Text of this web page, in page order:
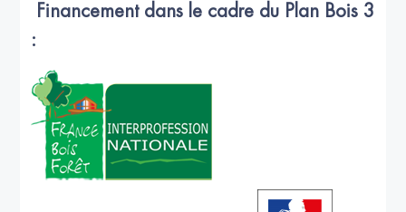
Financement dans le cadre du Plan Bois 3
: